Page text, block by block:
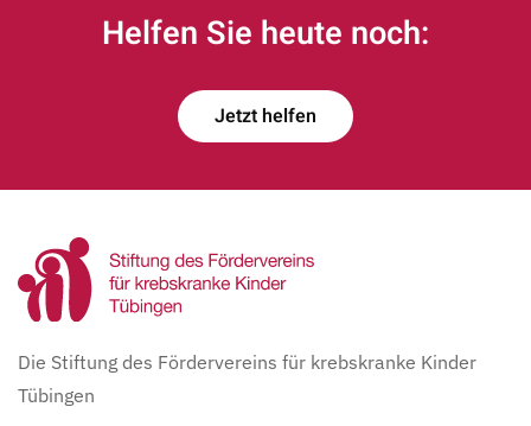
Helfen Sie heute noch:
Jetzt helfen
Die Stiftung des Fördervereins für krebskranke Kinder
Tübingen